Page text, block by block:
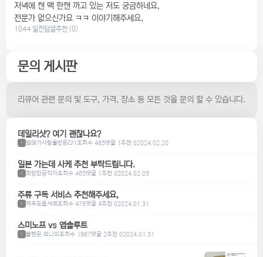
저녁에 캔 맥 한캔 까고 있는 저도 궁금하네요,
전문가 없으신가요 ㅋㅋ 이야기해주세요,
1044 일전답글추천 (0)
문의 게시판
리큐어 관련 문의 및 도구, 가격, 장소 등 모든 것을 문의 할 수 있습니다.
데일리샷? 여기 괜찮나요?
1 맴매가사람을만든다1조회수 485댓글 1추천 02024.02.20
일본 가는데 사케 추천 부탁드립니다.
1 희망찬공직자조회수 465댓글 1추천 02024.02.05
주류 구독 서비스 추천해주세요,
1 제주도옵셔예 조회수 478댓글 4추천 02024.01.31
스미노프 vs 앱솔루트
1 볼펜은 모나미 조회수 1987댓글 2추천 02024.01.31